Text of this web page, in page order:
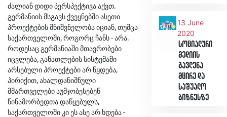
ძალიან დიდი პერსპექტივა აქვთ.
გერმანიის მსგავს ქვეყნებში ასეთი
პროექტების მნიშვნელობა იციან, თუმცა
საქართველოში, როგორც ჩანს - არა.
როდესაც გერმანიაში მთავრობები
იცვლება, განათლების სისტემაში
არსებული პროექტები არ წყდება,
პირიქით, ახალდანიშნული
მმართველები აუმჯობესებენ
წინამორბედთა დაწყებულს,
საქართველოში კი ეს ასე არ ხდება -
13 June
2020
სოციალური
მედიის
გავლენა
მცირე და
საშუალო
ბიზნესზე